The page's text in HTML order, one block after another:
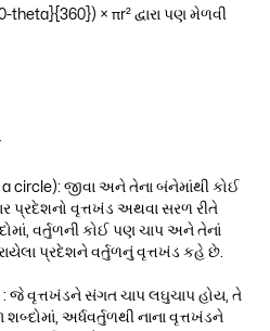
× πr² દ્વારા પણ મેળવી
circle): જીવા અને તેના બંનેમાંથી કોઈ
પ્રદેશનો વૃત્તખંડ અથવા સરળ રીતે
વર્તુળની કોઈ પણ ચાપ અને તેનાં
પ્રદેશને વર્તુળનું વૃત્તખંડ કહે છે.
જે વૃત્તખંડને સંગત ચાપ લઘુચાપ હોય, તે
અર્ધવર્તુળથી નાના વૃત્તખંડને